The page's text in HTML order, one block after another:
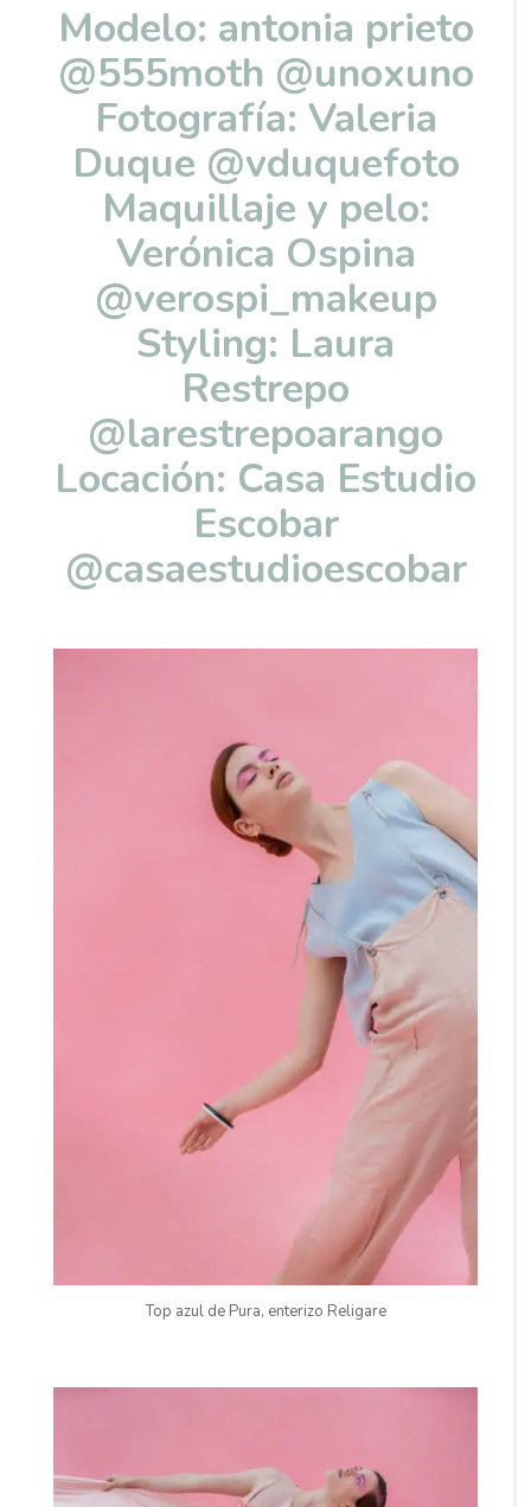
Modelo: antonia prieto
@555moth @unoxuno
Fotografía: Valeria
Duque @vduquefoto
Maquillaje y pelo:
Verónica Ospina
@verospi_makeup
Styling: Laura
Restrepo
@larestrepoarango
Locación: Casa Estudio
Escobar
@casaestudioescobar
Top azul de Pura, enterizo Religare